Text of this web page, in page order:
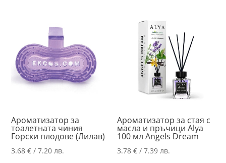
Ароматизатор за
тоалетната чиния
Горски плодове (Лилав)
3.68€ / 7.20 лв.
Ароматизатор за стая с
масла и пръчици Alya
100 мл Angels Dream
3.78€ / 7.39 лв.